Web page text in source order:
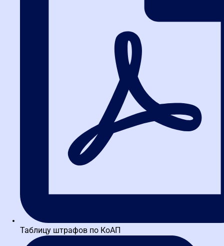
работа с фильтрами поиска
Таблицу штрафов по КоАП